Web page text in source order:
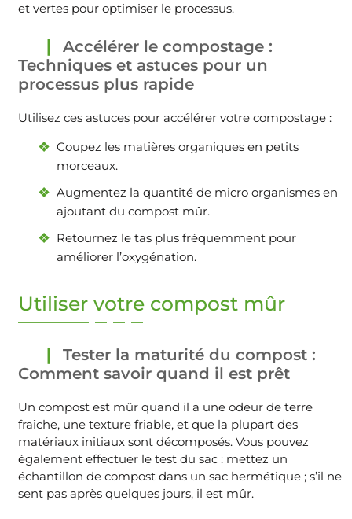
et vertes pour optimiser le processus.
Accélérer le compostage :
Techniques et astuces pour un
processus plus rapide
Utilisez ces astuces pour accélérer votre compostage :
Coupez les matières organiques en petits
morceaux.
Augmentez la quantité de micro organismes en
ajoutant du compost mûr.
Retournez le tas plus fréquemment pour
améliorer l’oxygénation.
Utiliser votre compost mûr
Tester la maturité du compost :
Comment savoir quand il est prêt
Un compost est mûr quand il a une odeur de terre
fraîche, une texture friable, et que la plupart des
matériaux initiaux sont décomposés. Vous pouvez
également effectuer le test du sac : mettez un
échantillon de compost dans un sac hermétique ; s’il ne
sent pas après quelques jours, il est mûr.